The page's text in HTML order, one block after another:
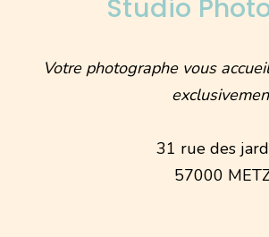
Studio
Votre photographe vous
31 rue des
57000